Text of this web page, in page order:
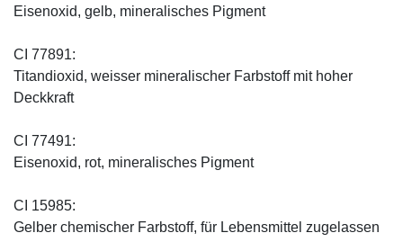
Eisenoxid, gelb, mineralisches Pigment
CI 77891:
Titandioxid, weisser mineralischer Farbstoff mit hoher
Deckkraft
CI 77491:
Eisenoxid, rot, mineralisches Pigment
CI 15985:
Gelber chemischer Farbstoff, für Lebensmittel zugelassen